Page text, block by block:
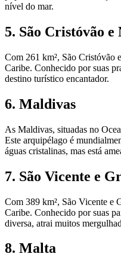
nível do mar.
5. São Cristóvão e
Com 261 km², São Cristóvão
Caribe. Conhecido por suas
destino turístico encantador.
6. Maldivas
As Maldivas, situadas no
Este arquipélago é
águas cristalinas, mas está
7. São Vicente e
Com 389 km², São Vicente e
Caribe. Conhecido por suas
diversa, atrai muitos
8. Malta